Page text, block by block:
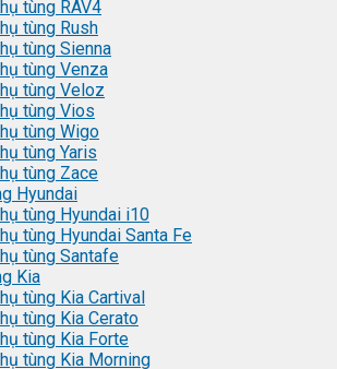
tùng RAV4
tùng Rush
tùng Sienna
tùng Venza
tùng Veloz
tùng Vios
tùng Wigo
tùng Yaris
tùng Zace
Hyundai
tùng Hyundai i10
tùng Hyundai Santa Fe
tùng Santafe
Kia
tùng Kia Cartival
tùng Kia Cerato
tùng Kia Forte
tùng Kia Morning